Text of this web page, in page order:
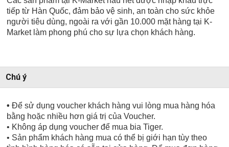
tiếp từ Hàn Quốc, đảm bảo vệ sinh, an toàn cho sức khỏe
người tiêu dùng, ngoài ra với gần 10.000 mặt hàng tại K-
Market làm phong phú cho sự lựa chọn khách hàng.
Chú ý
•Để sử dụng voucher khách hàng vui lòng mua hàng hóa
bằng hoặc nhiều hơn giá trị của Voucher.
• Không áp dụng voucher để mua bia Tiger.
• Sản phẩm khách hàng mua có thể bị giới hạn tùy theo